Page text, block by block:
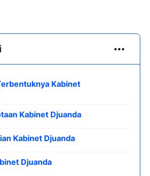
Kabinet
Kabinet Djuanda
Kabinet Djuanda
Djuanda